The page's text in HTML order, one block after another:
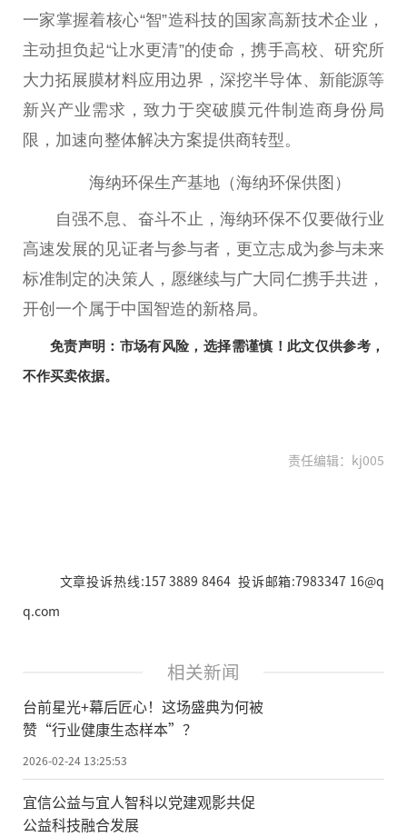
一家掌握着核心“智”造科技的国家高新技术企业，
主动担负起“让水更清”的使命 ，携手高校、研究所
大力拓展膜材料应用边界，深挖半导体、新能源等
新兴产业需求，致力于突破膜元件制造商身份局
限，加速向整体解决方案提供商转型。
海纳环保生产基地（海纳环保供图）
自强不息、奋斗不止，海纳环保不仅要做行业
高速发展的见证者与参与者，更立志成为参与未来
标准制定的决策人，愿继续与广大同仁携手共进，
开创一个属于中国 智造的新格局。
免责声明：市场有风险，选择需谨慎！此文仅供参考，
不作买卖依据。
责任编辑：kj005
文章投诉热线:157 3889 8464 投诉邮箱:7983347 16@q
q.com
相关新闻
台前星光+幕后匠心！这场盛典为何被
赞“行业健康生态样本”？
2026-02-24 13:25:53
宜信公益与宜人智科以党建观影共促
公益科技融合发展